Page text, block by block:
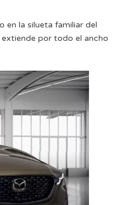
en la silueta familiar del
por todo el ancho